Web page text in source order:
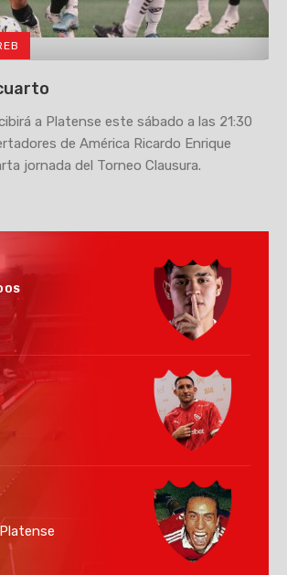
a Platense este sábado a las 21:30
de América Ricardo Enrique
jornada del Torneo Clausura.